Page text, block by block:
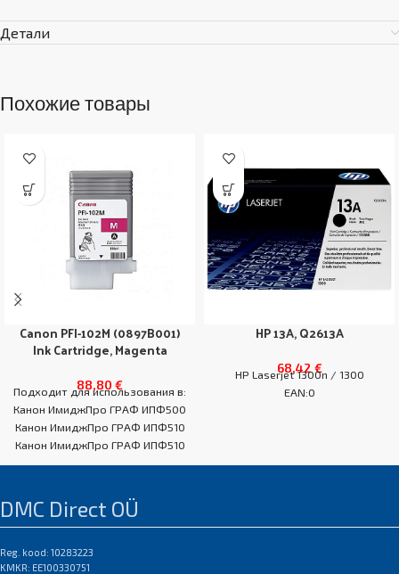
Детали
Похожие товары
Canon PFI-102M (0897B001)
Ink Cartridge, Magenta
88,80 €
Подходит для использования в:
Канон ИмиджПро ГРАФ ИПФ500
Канон ИмиджПро ГРАФ ИПФ510
Канон ИмиджПро ГРАФ ИПФ510
Плюс Серия Канон ИмиджПро
HP 13A, Q2613A
68,42 €
HP Laserjet 1300n / 1300
EAN:0
DMC Direct OÜ
Reg. kood: 10283223
KMKR: EE100330751